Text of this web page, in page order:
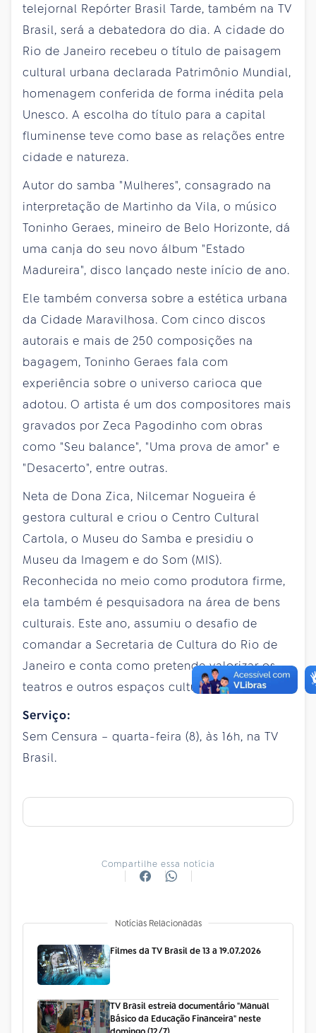
telejornal Repórter Brasil Tarde, também na TV
Brasil, será a debatedora do dia. A cidade do
Rio de Janeiro recebeu o título de paisagem
cultural urbana declarada Patrimônio Mundial,
homenagem conferida de forma inédita pela
Unesco. A escolha do título para a capital
fluminense teve como base as relações entre
cidade e natureza.
Autor do samba "Mulheres", consagrado na
interpretação de Martinho da Vila, o músico
Toninho Geraes, mineiro de Belo Horizonte, dá
uma canja do seu novo álbum "Estado
Madureira", disco lançado neste início de ano.
Ele também conversa sobre a estética urbana
da Cidade Maravilhosa. Com cinco discos
autorais e mais de 250 composições na
bagagem, Toninho Geraes fala com
experiência sobre o universo carioca que
adotou. O artista é um dos compositores mais
gravados por Zeca Pagodinho com obras
como "Seu balance", "Uma prova de amor" e
"Desacerto", entre outras.
Neta de Dona Zica, Nilcemar Nogueira é
gestora cultural e criou o Centro Cultural
Cartola, o Museu do Samba e presidiu o
Museu da Imagem e do Som (MIS).
Reconhecida no meio como produtora firme,
ela também é pesquisadora na área de bens
culturais. Este ano, assumiu o desafio de
comandar a Secretaria de Cultura do Rio de
Janeiro e conta como pretende valorizar os
teatros e outros espaços culturais da cidade.
Serviço:
Sem Censura – quarta-feira (8), às 16h, na TV
Brasil.
Compartilhe essa notícia
Notícias Relacionadas
Filmes da TV Brasil de 13 a 19.07.2026
TV Brasil estreia documentário "Manual
Básico da Educação Financeira" neste